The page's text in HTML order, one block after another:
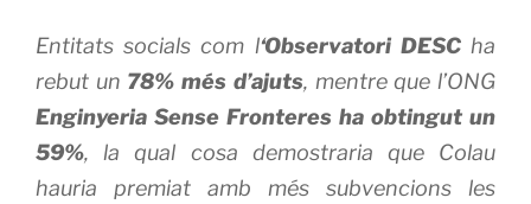
Entitats socials com l‘Observatori DESCha
rebut un 78% més d’ajuts, mentre que l’ONG
Enginyeria Sense Fronteres ha obtingut un
59%, la qual cosa demostraria que Colau
hauria premiat amb més subvencions les